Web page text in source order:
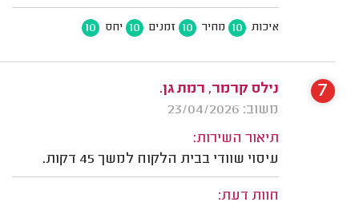
איכות 10 מחיר 10 זמנים 10 יחס 10
נילס קרמר, רמת גן.
משוב: 23/04/2026
תיאור השירות:
עיסוי שוודי בבית הלקוח למשך 45 דקות.
חוות דעת:
7